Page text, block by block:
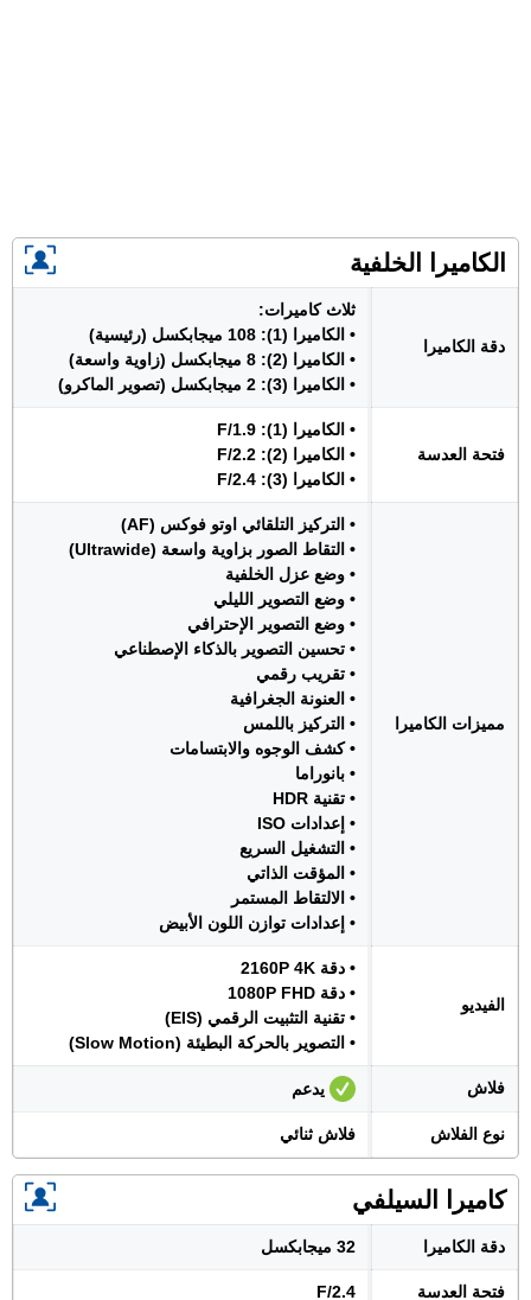
الكاميرا الخلفية
دقة الكاميرا
ثلاث كاميرات:
• الكاميرا (1): 108 ميجابكسل (رئيسية)
• الكاميرا (2): 8 ميجابكسل (زاوية واسعة)
• الكاميرا (3): 2 ميجابكسل (تصوير الماكرو)
فتحة العدسة
• الكاميرا (1): F/1.9
• الكاميرا (2): F/2.2
• الكاميرا (3): F/2.4
مميزات الكاميرا
• التركيز التلقائي اوتو فوكس (AF)
• التقاط الصور بزاوية واسعة (Ultrawide)
• وضع عزل الخلفية
• وضع التصوير الليلي
• وضع التصوير الإحترافي
• تحسين التصوير بالذكاء الإصطناعي
• تقريب رقمي
• العنونة الجغرافية
• التركيز باللمس
• كشف الوجوه والابتسامات
• بانوراما
• تقنية HDR
• إعدادات ISO
• التشغيل السريع
• المؤقت الذاتي
• الالتقاط المستمر
• إعدادات توازن اللون الأبيض
الفيديو
• دقة 2160P 4K
• دقة 1080P FHD
• تقنية التثبيت الرقمي (EIS)
• التصوير بالحركة البطيئة (Slow Motion)
فلاش يدعم
نوع الفلاش فلاش ثنائي
كاميرا السيلفي
دقة الكاميرا 32 ميجابكسل
فتحة العدسة F/2.4